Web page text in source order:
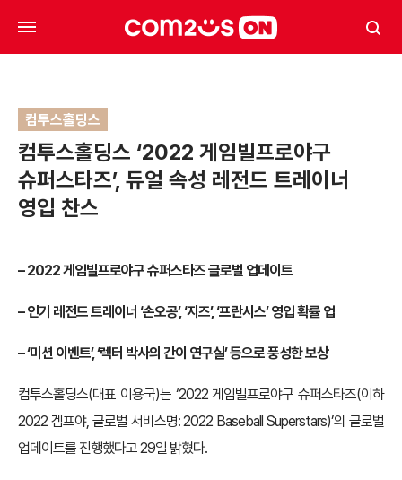
컴투스홀딩스
컴투스홀딩스 ‘2022 게임빌프로야구
슈퍼스타즈’, 듀얼 속성 레전드 트레이너
영입 찬스
– 2022게임빌프로야구 슈퍼스타즈 글로벌 업데이트
–인기 레전드 트레이너 ‘손오공’, ‘지즈’, ‘프란시스’ 영입 확률 업
–‘미션 이벤트’, ‘렉터 박사의 간이 연구실’ 등으로 풍성한 보상
컴투스홀딩스(대표 이용국)는 ‘2022 게임빌프로야구 슈퍼스타즈(이하
2022 겜프야, 글로벌 서비스명: 2022 Baseball Superstars)’의 글로벌
업데이트를 진행했다고 29일 밝혔다.